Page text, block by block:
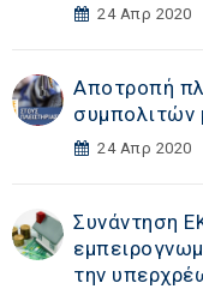
24 Απρ 2020
Αποτροπή
συμπολιτών
24 Απρ 2020
Συνάντηση
την